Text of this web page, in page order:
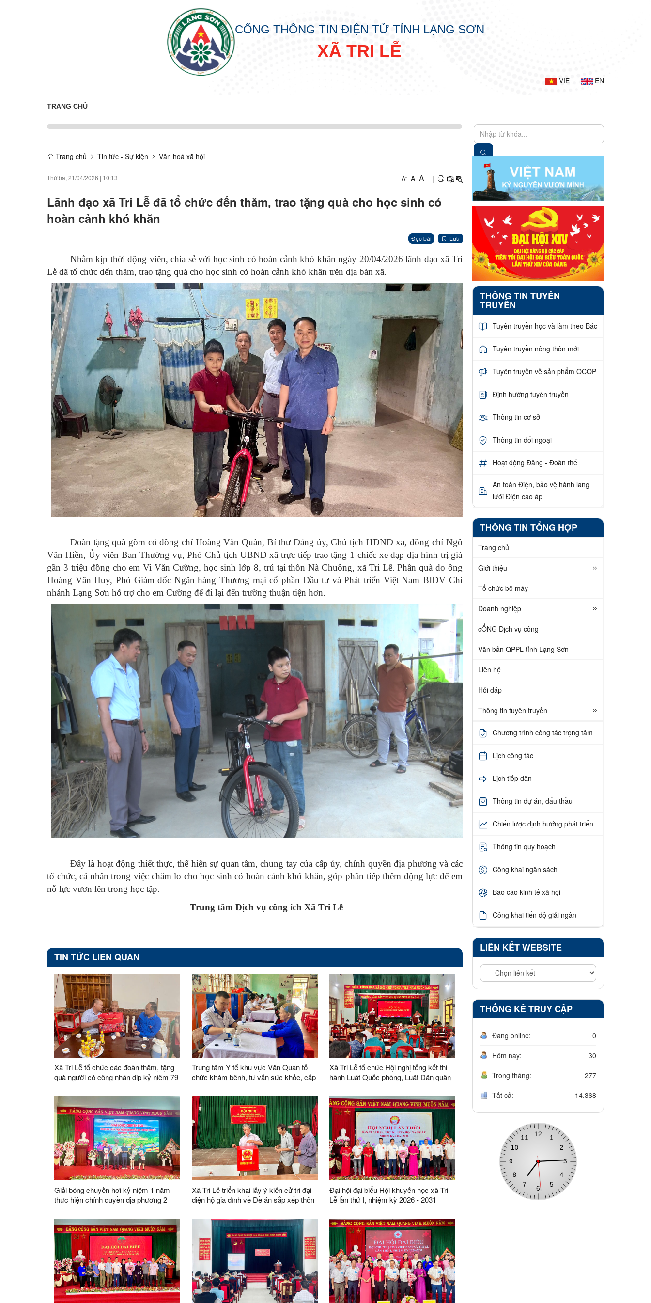
CỔNG THÔNG TIN ĐIỆN TỬ TỈNH LẠNG SƠN
XÃ TRI LỄ
VIE EN
TRANG CHỦ
Trang chủ Tin tức - Sự kiện Văn hoá xã hội
Thứ ba, 21/04/2026 | 10:13 A- A A+ |
Lãnh đạo xã Tri Lễ đã tổ chức đến thăm, trao tặng quà cho học sinh có
hoàn cảnh khó khăn
Đọc bài Lưu
Nhằm kịp thời động viên, chia sẻ với học sinh có hoàn cảnh khó khăn ngày 20/04/2026lãnh đạo xã Tri
Lễ đã tổ chức đến thăm, trao tặng quà cho học sinh có hoàn cảnh khó khăn trên địa bàn xã.
Đoàn tặng quà gồm có đồng chí Hoàng Văn Quân, Bí thư Đảng ủy, Chủ tịch HĐND xã, đồng chí Ngô
Văn Hiền, Ủy viên Ban Thường vụ, Phó Chủ tịch UBND xã trực tiếp trao tặng 1 chiếc xe đạp địa hình trị giá
gần 3 triệu đồng cho em Vi Văn Cường, học sinh lớp 8, trú tại thôn Nà Chuông, xã Tri Lễ. Phần quà do ông
Hoàng Văn Huy, Phó Giám đốc Ngân hàng Thương mại cổ phần Đầu tư và Phát triển Việt Nam BIDVChi
nhánh Lạng Sơn hỗ trợcho em Cường để đi lại đến trường thuận tiện hơn.
Đây là hoạt động thiết thực, thể hiện sự quan tâm, chung tay của cấp ủy, chính quyền địa phương và các
tổ chức, cá nhân trong việc chăm lo cho học sinh có hoàn cảnh khó khăn, góp phần tiếp thêm động lực để em
nỗ lực vươn lên trong học tập.
Trung tâm Dịch vụ công ích Xã Tri Lễ
TIN TỨC LIÊN QUAN
Xã Tri Lễ tổ chức các đoàn thăm, tặng
quà người có công nhân dịp kỷ niệm 79
Trung tâm Y tế khu vực Văn Quan tổ
chức khám bệnh, tư vấn sức khỏe, cấp
có công tại xã Tri Lễ
Xã Tri Lễ tổ chức Hội nghị tổng kết thi
hành Luật Quốc phòng, Luật Dân quân
an ninh
Giải bóng chuyền hơi kỷ niệm 1 năm
thực hiện chính quyền địa phương 2
Xã Tri Lễ triển khai lấy ý kiến cử tri đại
diện hộ gia đình về Đề án sắp xếp thôn
Đại hội đại biểu Hội khuyến học xã Tri
Lễ lần thứ I, nhiệm kỳ 2026 - 2031
THÔNG TIN TUYÊN
TRUYỀN
Tuyên truyền học và làm theo Bác
Tuyên truyền nông thôn mới
Tuyên truyền về sản phẩm OCOP
Định hướng tuyên truyền
Thông tin cơ sở
Thông tin đối ngoại
Hoạt động Đảng - Đoàn thể
An toàn Điện, bảo vệ hành lang
lưới Điện cao áp
THÔNG TIN TỔNG HỢP
Trang chủ
Giới thiệu
Tổ chức bộ máy
Doanh nghiệp
cỔNG Dịch vụ công
Văn bản QPPL tỉnh Lạng Sơn
Liên hệ
Hỏi đáp
Thông tin tuyên truyền
Chương trình công tác trọng tâm
Lịch công tác
Lịch tiếp dân
Thông tin dự án, đấu thầu
Chiến lược định hướng phát triển
Thông tin quy hoạch
Công khai ngân sách
Báo cáo kinh tế xã hội
Công khai tiến độ giải ngân
LIÊN KẾT WEBSITE
THỐNG KÊ TRUY CẬP
Đang online: 0
Hôm nay: 30
Trong tháng: 277
Tất cả: 14.368